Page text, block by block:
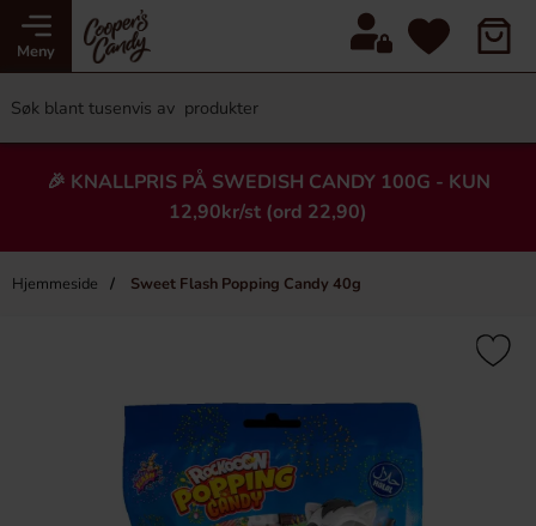
Meny
🎉 KNALLPRIS PÅ SWEDISH CANDY 100G - KUN
12,90kr/st (ord 22,90)
Hjemmeside Sweet Flash Popping Candy 40g
×